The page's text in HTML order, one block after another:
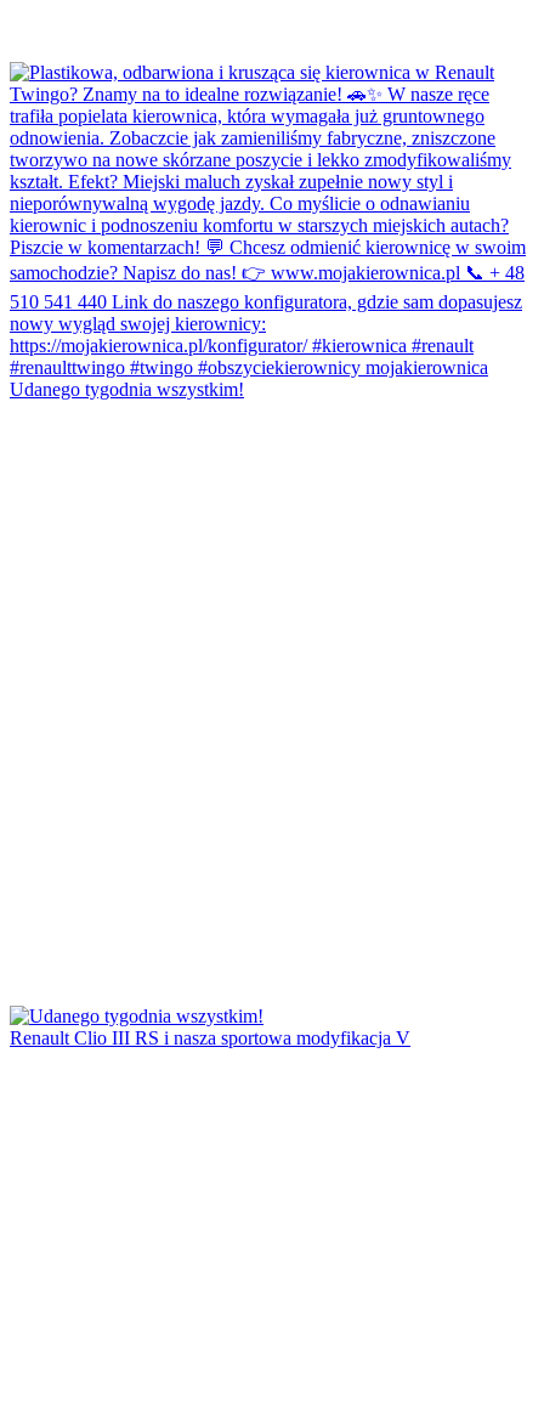
Udanego tygodnia wszystkim!
Renault Clio III RS i nasza sportowa modyfikacja V